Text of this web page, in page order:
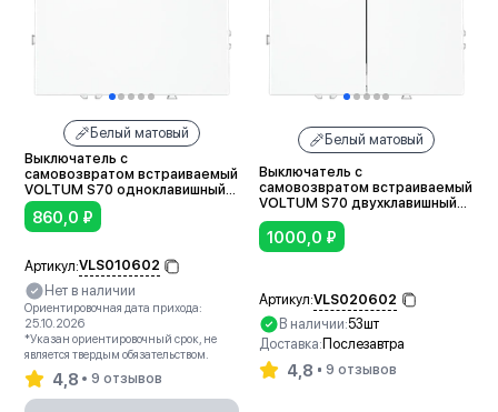
Белый матовый
Выключатель с
самовозвратом встраиваемый
VOLTUM S70 одноклавишный
10А (белый матовый)
860,0 ₽
Артикул:VLS010602
Нет в наличии
Ориентировочная дата прихода:
25.10.2026
*Указан ориентировочный срок, не
является твердым обязательством.
4,8 9 отзывов
Белый матовый
Выключатель с
самовозвратом встраиваемый
VOLTUM S70 двухклавишный
10А (белый матовый)
1000,0 ₽
Артикул:VLS020602
В наличии:53шт
Доставка: Послезавтра
4,8 9 отзывов